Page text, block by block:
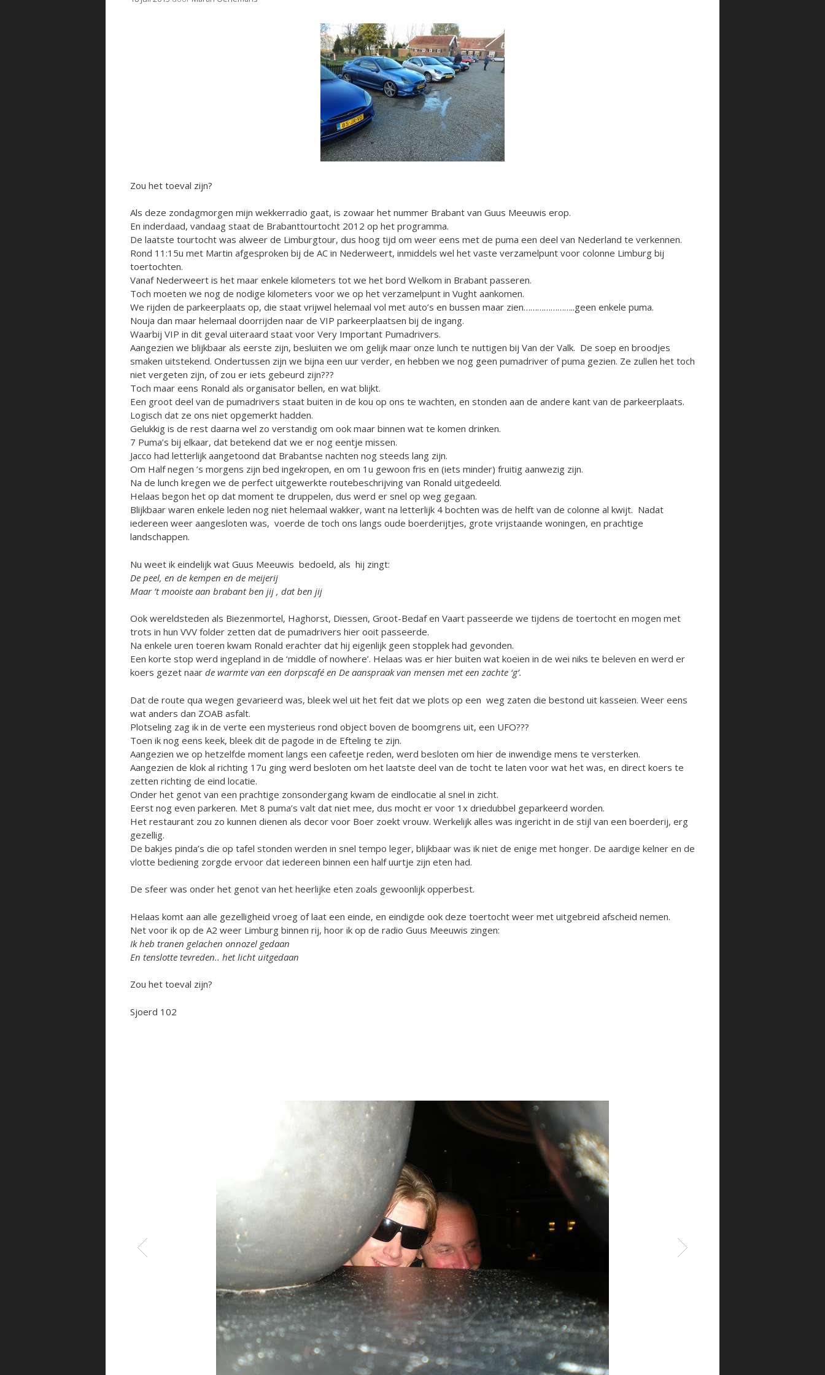
Zou het toeval zijn?
Als deze zondagmorgen mijn wekkerradio gaat, is zowaar het nummer Brabant van Guus Meeuwis erop.
En inderdaad, vandaag staat de Brabanttourtocht 2012 op het programma.
De laatste tourtocht was alweer de Limburgtour, dus hoog tijd om weer eens met de puma een deel van Nederland te verkennen.
Rond 11:15u met Martin afgesproken bij de AC in Nederweert, inmiddels wel het vaste verzamelpunt voor colonne Limburg bij
toertochten.
Vanaf Nederweert is het maar enkele kilometers tot we het bord Welkom in Brabant passeren.
Toch moeten we nog de nodige kilometers voor we op het verzamelpunt in Vught aankomen.
We rijden de parkeerplaats op, die staat vrijwel helemaal vol met auto’s en bussen maar zien…………………..geen enkele puma.
Nouja dan maar helemaal doorrijden naar de VIP parkeerplaatsen bij de ingang.
Waarbij VIP in dit geval uiteraard staat voor Very Important Pumadrivers.
Aangezien we blijkbaar als eerste zijn, besluiten we om gelijk maar onze lunch te nuttigen bij Van der Valk. De soep en broodjes
smaken uitstekend. Ondertussen zijn we bijna een uur verder, en hebben we nog geen pumadriver of puma gezien. Ze zullen het toch
niet vergeten zijn, of zou er iets gebeurd zijn???
Toch maar eens Ronald als organisator bellen, en wat blijkt.
Een groot deel van de pumadrivers staat buiten in de kou op ons te wachten, en stonden aan de andere kant van de parkeerplaats.
Logisch dat ze ons niet opgemerkt hadden.
Gelukkig is de rest daarna wel zo verstandig om ook maar binnen wat te komen drinken.
7 Puma’s bij elkaar, dat betekend dat we er nog eentje missen.
Jacco had letterlijk aangetoond dat Brabantse nachten nog steeds lang zijn.
Om Half negen ’s morgens zijn bed ingekropen, en om 1u gewoon fris en (iets minder) fruitig aanwezig zijn.
Na de lunch kregen we de perfect uitgewerkte routebeschrijving van Ronald uitgedeeld.
Helaas begon het op dat moment te druppelen, dus werd er snel op weg gegaan.
Blijkbaar waren enkele leden nog niet helemaal wakker, want na letterlijk 4 bochten was de helft van de colonne al kwijt. Nadat
iedereen weer aangesloten was, voerde de toch ons langs oude boerderijtjes, grote vrijstaande woningen, en prachtige
landschappen.
Nu weet ik eindelijk wat Guus Meeuwis bedoeld, als hij zingt:
De peel, en de kempen en de meijerij
Maar ’t mooiste aan brabant ben jij , dat ben jij
Ook wereldsteden als Biezenmortel, Haghorst, Diessen, Groot-Bedaf en Vaart passeerde we tijdens de toertocht en mogen met
trots in hun VVV folder zetten dat de pumadrivers hier ooit passeerde.
Na enkele uren toeren kwam Ronald erachter dat hij eigenlijk geen stopplek had gevonden.
Een korte stop werd ingepland in de ‘middle of nowhere’. Helaas was er hier buiten wat koeien in de wei niks te beleven en werd er
koers gezet naar de warmte van een dorpscafé en De aanspraak van mensen met een zachte ‘g’.
Dat de route qua wegen gevarieerd was, bleek wel uit het feit dat we plots op een weg zaten die bestond uit kasseien. Weer eens
wat anders dan ZOAB asfalt.
Plotseling zag ik in de verte een mysterieus rond object boven de boomgrens uit, een UFO???
Toen ik nog eens keek, bleek dit de pagode in de Efteling te zijn.
Aangezien we op hetzelfde moment langs een cafeetje reden, werd besloten om hier de inwendige mens te versterken.
Aangezien de klok al richting 17u ging werd besloten om het laatste deel van de tocht te laten voor wat het was, en direct koers te
zetten richting de eind locatie.
Onder het genot van een prachtige zonsondergang kwam de eindlocatie al snel in zicht.
Eerst nog even parkeren. Met 8 puma’s valt dat niet mee, dus mocht er voor 1x driedubbel geparkeerd worden.
Het restaurant zou zo kunnen dienen als decor voor Boer zoekt vrouw. Werkelijk alles was ingericht in de stijl van een boerderij, erg
gezellig.
De bakjes pinda’s die op tafel stonden werden in snel tempo leger, blijkbaar was ik niet de enige met honger. De aardige kelner en de
vlotte bediening zorgde ervoor dat iedereen binnen een half uurtje zijn eten had.
De sfeer was onder het genot van het heerlijke eten zoals gewoonlijk opperbest.
Helaas komt aan alle gezelligheid vroeg of laat een einde, en eindigde ook deze toertocht weer met uitgebreid afscheid nemen.
Net voor ik op de A2 weer Limburg binnen rij, hoor ik op de radio Guus Meeuwis zingen:
Ik heb tranen gelachen onnozel gedaan
En tenslotte tevreden.. het licht uitgedaan
Zou het toeval zijn?
Sjoerd 102